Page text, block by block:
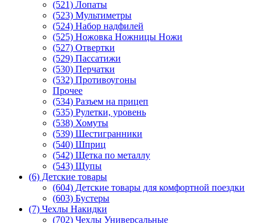
(521) Лопаты
(523) Мультиметры
(524) Набор надфилей
(525) Ножовка Ножницы Ножи
(527) Отвертки
(529) Пассатижи
(530) Перчатки
(532) Противоугоны
Прочее
(534) Разъем на прицеп
(535) Рулетки, уровень
(538) Хомуты
(539) Шестигранники
(540) Шприц
(542) Щетка по металлу
(543) Щупы
(6) Детские товары
(604) Детские товары для комфортной поездки
(603) Бустеры
(7) Чехлы Накидки
(702) Чехлы Универсальные